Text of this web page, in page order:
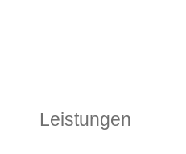
Leistungen